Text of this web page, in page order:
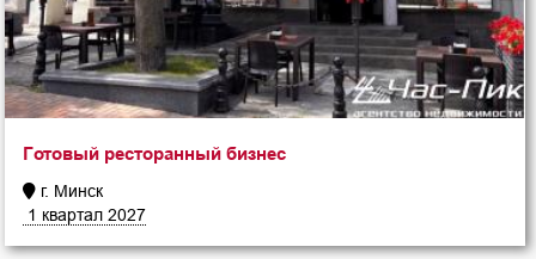
Готовый ресторанный бизнес
г. Минск
1 квартал 2027